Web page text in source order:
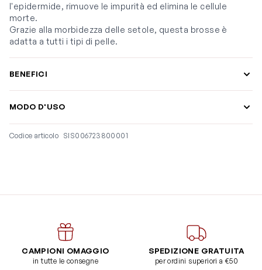
l'epidermide, rimuove le impurità ed elimina le cellule
morte.
Grazie alla morbidezza delle setole, questa brosse è
adatta a tutti i tipi di pelle.
BENEFICI
MODO D'USO
Codice articolo SIS006723800001
CAMPIONI OMAGGIO
in tutte le consegne
SPEDIZIONE GRATUITA
per ordini superiori a €50